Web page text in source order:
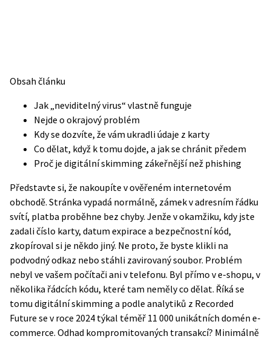
Obsah článku
Jak „neviditelný virus“ vlastně funguje
Nejde o okrajový problém
Kdy se dozvíte, že vám ukradli údaje z karty
Co dělat, když k tomu dojde, a jak se chránit předem
Proč je digitální skimming zákeřnější než phishing
Představte si, že nakoupíte v ověřeném internetovém
obchodě. Stránka vypadá normálně, zámek v adresním řádku
svítí, platba proběhne bez chyby. Jenže v okamžiku, kdy jste
zadali číslo karty, datum expirace a bezpečnostní kód,
zkopíroval si je někdo jiný. Ne proto, že byste klikli na
podvodný odkaz nebo stáhli zavirovaný soubor. Problém
nebyl ve vašem počítači ani v telefonu. Byl přímo v e-shopu, v
několika řádcích kódu, které tam neměly co dělat. Říká se
tomu digitální skimming a podle analytiků z Recorded
Future se v roce 2024 týkal téměř 11 000 unikátních domén e-
commerce. Odhad kompromitovaných transakcí? Minimálně